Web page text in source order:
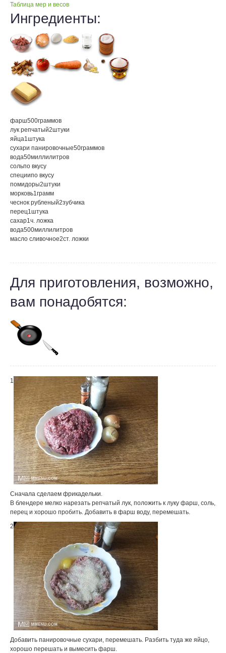
Таблица мер и весов
Ингредиенты:
фарш500граммов
лук репчатый2штуки
яйца1штука
сухари панировочные50граммов
вода50миллилитров
сольпо вкусу
специипо вкусу
помидоры2штуки
морковь1грамм
чеснок рубленый2зубчика
перец1штука
сахар1ч. ложка
вода500миллилитров
масло сливочное2ст. ложки
Для приготовления, возможно,
вам понадобятся:
1
Сначала сделаем фрикадельки.
В блендере мелко нарезать репчатый лук, положить к луку фарш, соль,
перец и хорошо пробить. Добавить в фарш воду, перемешать.
2
Добавить панировочные сухари, перемешать. Разбить туда же яйцо,
хорошо перешать и вымесить фарш.